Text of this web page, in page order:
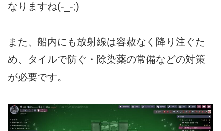
なりますね(-_-;)
また、船内にも放射線は容赦なく降り注ぐた
め、タイルで防ぐ・除染薬の常備などの対策
が必要です。